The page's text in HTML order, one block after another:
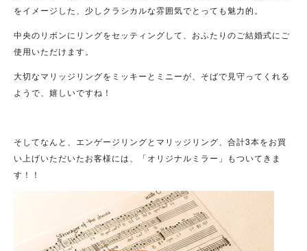
をイメージした、少しクラシカルな雰囲気でとっても魅力的。
中央のリボンにリングをセッティングして、おふたりのご結婚式にご
使用いただけます。
大切なマリッジリングをミッキーとミニーが、そばで見守ってくれる
ようで、嬉しいですね！
そしてなんと、エンゲージリングとマリッジリング、合計3本をお買
い上げいただいたお客様には、「オリジナルミラー」もついてきま
す！！